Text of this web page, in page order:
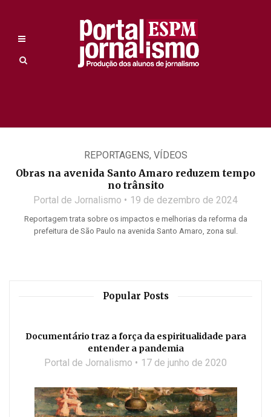
REPORTAGENS, VÍDEOS
Obras na avenida Santo Amaro reduzem tempo
no trânsito
Portal de Jornalismo 19 de dezembro de 2024
Reportagem trata sobre os impactos e melhorias da reforma da
prefeitura de São Paulo na avenida Santo Amaro, zona sul.
Popular Posts
Documentário traz a força da espiritualidade para
entender a pandemia
Portal de Jornalismo 17 de junho de 2020